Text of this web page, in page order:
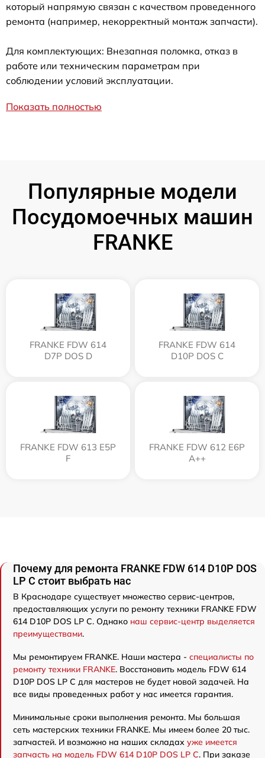
который напрямую связан с качеством проведенного
ремонта (например, некорректный монтаж запчасти).
Для комплектующих: Внезапная поломка, отказ в
работе или техническим параметрам при
соблюдении условий эксплуатации.
Показать полностью
Популярные модели
Посудомоечных машин
FRANKE
FRANKE FDW 614
D7P DOS D
FRANKE FDW 614
D10P DOS C
FRANKE FDW 613 E5P
F
FRANKE FDW 612 E6P
A++
Почему для ремонта FRANKE FDW 614 D10P DOS
LP C стоит выбрать нас
В Краснодаре существует множество сервис-центров,
предоставляющих услуги по ремонту техники FRANKE FDW
614 D10P DOS LP C. Однако наш сервис-центр выделяется
преимуществами.
Мы ремонтируем FRANKE. Наши мастера - специалисты по
ремонту техники FRANKE. Восстановить модель FDW 614
D10P DOS LP C для мастеров не будет новой задачей. На
все виды проведенных работ у нас имеется гарантия.
Минимальные сроки выполнения ремонта. Мы большая
сеть мастерских техники FRANKE. Мы имеем более 20 тыс.
запчастей. И возможно на наших складах уже имеется
запчасть на модель FDW 614 D10P DOS LP C. При заказе